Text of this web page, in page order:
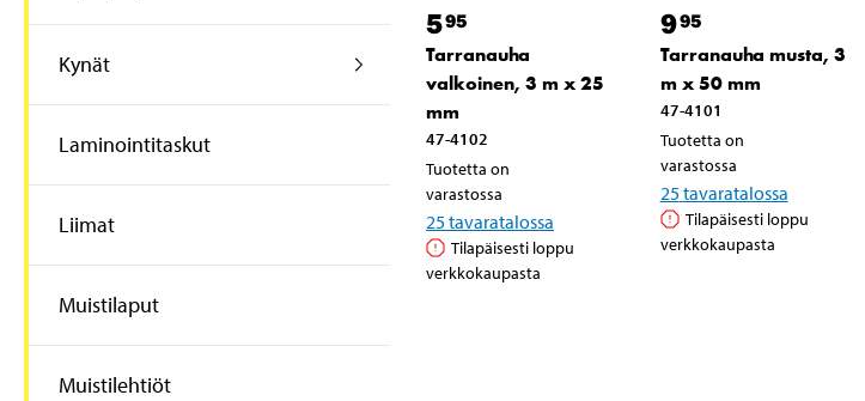
Kynät
Laminointitaskut
Liimat
Muistilaput
Muistilehtiöt
595
Tarranauha
valkoinen, 3 m x 25
mm
47-4102
Tuotetta on
varastossa
25tavaratalossa
Tilapäisesti loppu
verkkokaupasta
995
Tarranauha musta, 3
m x 50 mm
47-4101
Tuotetta on
varastossa
25tavaratalossa
Tilapäisesti loppu
verkkokaupasta